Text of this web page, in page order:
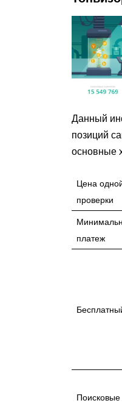
Данный
позиций
основные
Цена
проверки
платеж